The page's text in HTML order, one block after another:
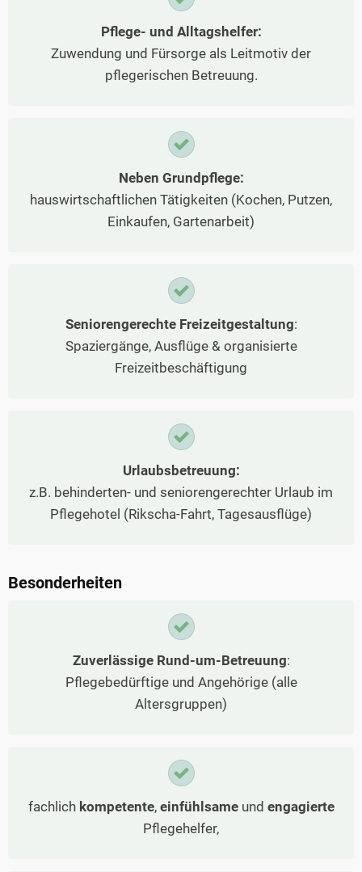
Pflege- und Alltagshelfer:
Zuwendung und Fürsorge als Leitmotiv der
pflegerischen Betreuung.
Neben Grundpflege:
hauswirtschaftlichen Tätigkeiten (Kochen, Putzen,
Einkaufen, Gartenarbeit)
Seniorengerechte Freizeitgestaltung:
Spaziergänge, Ausflüge & organisierte
Freizeitbeschäftigung
Urlaubsbetreuung:
z.B. behinderten- und seniorengerechter Urlaub im
Pflegehotel (Rikscha-Fahrt, Tagesausflüge)
Besonderheiten
Zuverlässige Rund-um-Betreuung:
Pflegebedürftige und Angehörige (alle
Altersgruppen)
fachlich kompetente, einfühlsameund engagierte
Pflegehelfer,